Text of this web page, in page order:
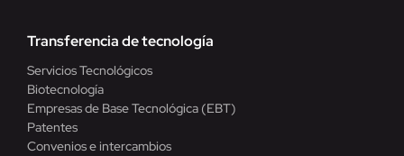
Transferencia de tecnología
Servicios Tecnológicos
Biotecnología
Empresas de Base Tecnológica (EBT)
Patentes
Convenios e intercambios